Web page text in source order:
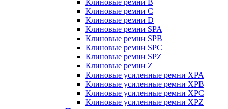
Клиновые ремни C
Клиновые ремни D
Клиновые ремни SPA
Клиновые ремни SPB
Клиновые ремни SPC
Клиновые ремни SPZ
Клиновые ремни Z
Клиновые усиленные ремни XPA
Клиновые усиленные ремни XPB
Клиновые усиленные ремни XPC
Клиновые усиленные ремни XPZ